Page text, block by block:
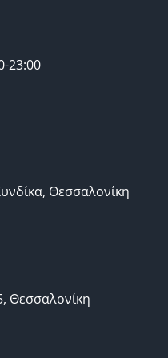
23:00
Θεσσαλονίκη
Θεσσαλονίκη